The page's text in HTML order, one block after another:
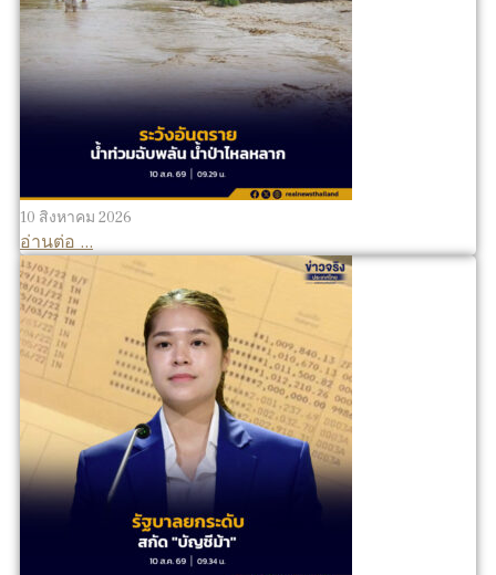
10 สิงหาคม 2026
อ่านต่อ ...